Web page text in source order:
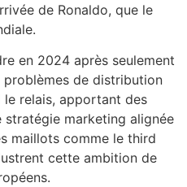
de Ronaldo, que le
en 2024 après seulement
problèmes de distribution
relais, apportant des
stratégie marketing alignée
maillots comme le third
cette ambition de